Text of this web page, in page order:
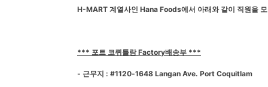
H-MART 계열사인 Hana Foods에서 아래와 같이 직원을
*** 포트 코퀴틀람 Factory배송부 ***
- 근무지 : #1120-1648 Langan Ave. Port Coquitlam